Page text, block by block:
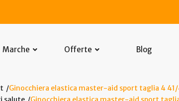
Marche Offerte Blog
Ginocchiera elastica master-aid sport taglia 4